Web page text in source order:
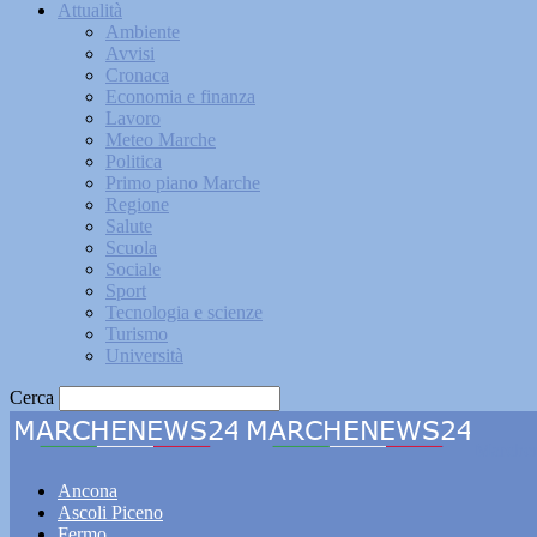
Attualità
Ambiente
Avvisi
Cronaca
Economia e finanza
Lavoro
Meteo Marche
Politica
Primo piano Marche
Regione
Salute
Scuola
Sociale
Sport
Tecnologia e scienze
Turismo
Università
Cerca
Ancona
Ascoli Piceno